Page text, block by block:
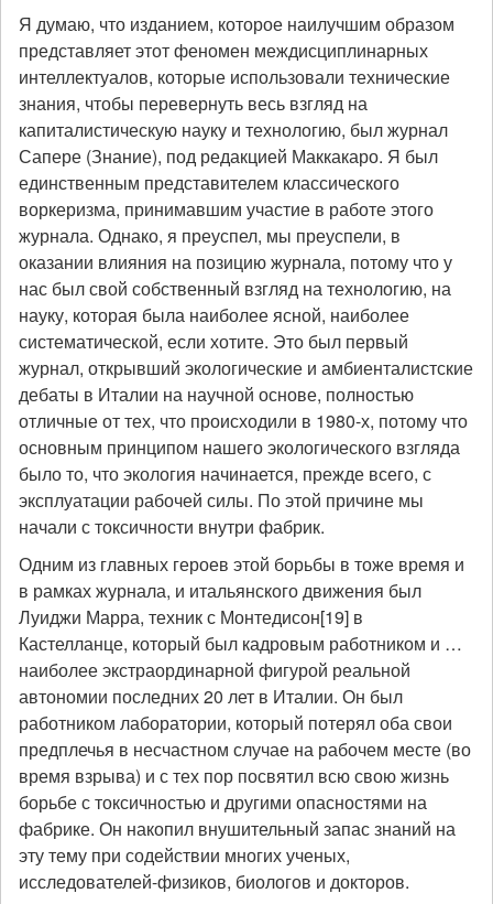
Я думаю, что изданием, которое наилучшим образом
представляет этот феномен междисциплинарных
интеллектуалов, которые использовали технические
знания, чтобы перевернуть весь взгляд на
капиталистическую науку и технологию, был журнал
Сапере (Знание), под редакцией Маккакаро. Я был
единственным представителем классического
воркеризма, принимавшим участие в работе этого
журнала. Однако, я преуспел, мы преуспели, в
оказании влияния на позицию журнала, потому что у
нас был свой собственный взгляд на технологию, на
науку, которая была наиболее ясной, наиболее
систематической, если хотите. Это был первый
журнал, открывший экологические и амбиенталистские
дебаты в Италии на научной основе, полностью
отличные от тех, что происходили в 1980-х, потому что
основным принципом нашего экологического взгляда
было то, что экология начинается, прежде всего, с
эксплуатации рабочей силы. По этой причине мы
начали с токсичности внутри фабрик.
Одним из главных героев этой борьбы в тоже время и
в рамках журнала, и итальянского движения был
Луиджи Марра, техник с Монтедисон[19] в
Кастелланце, который был кадровым работником и …
наиболее экстраординарной фигурой реальной
автономии последних 20 лет в Италии. Он был
работником лаборатории, который потерял оба свои
предплечья в несчастном случае на рабочем месте (во
время взрыва) и с тех пор посвятил всю свою жизнь
борьбе с токсичностью и другими опасностями на
фабрике. Он накопил внушительный запас знаний на
эту тему при содействии многих ученых,
исследователей-физиков, биологов и докторов.